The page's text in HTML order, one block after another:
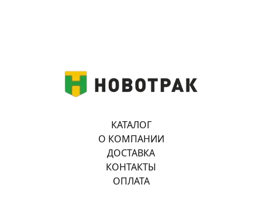
КАТАЛОГ
О КОМПАНИИ
ДОСТАВКА
КОНТАКТЫ
ОПЛАТА